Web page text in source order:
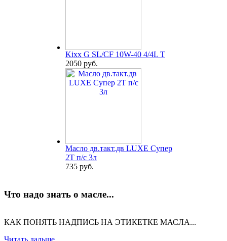
Kixx G SL/CF 10W-40 4/4L T
2050 руб.
Масло дв.такт.дв LUXE Супер
2Т п/с 3л
735 руб.
Что надо знать о масле...
КАК ПОНЯТЬ НАДПИСЬ НА ЭТИКЕТКЕ МАСЛА...
Читать дальше...